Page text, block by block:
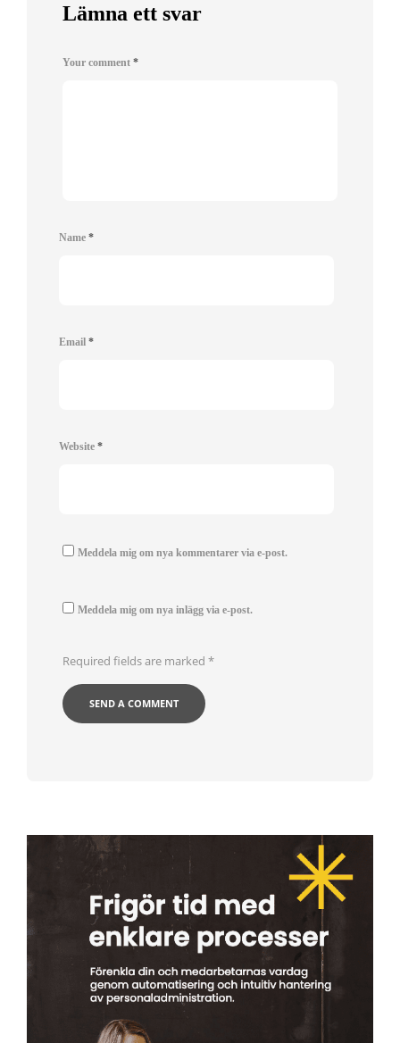
Lämna ett svar
Your comment *
Name *
Email *
Website *
Meddela mig om nya kommentarer via e-post.
Meddela mig om nya inlägg via e-post.
Required fields are marked *